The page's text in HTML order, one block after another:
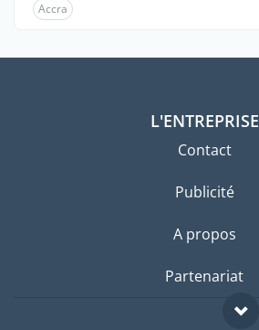
Accra
L'ENTREPRISE
Contact
Publicité
A propos
Partenariat